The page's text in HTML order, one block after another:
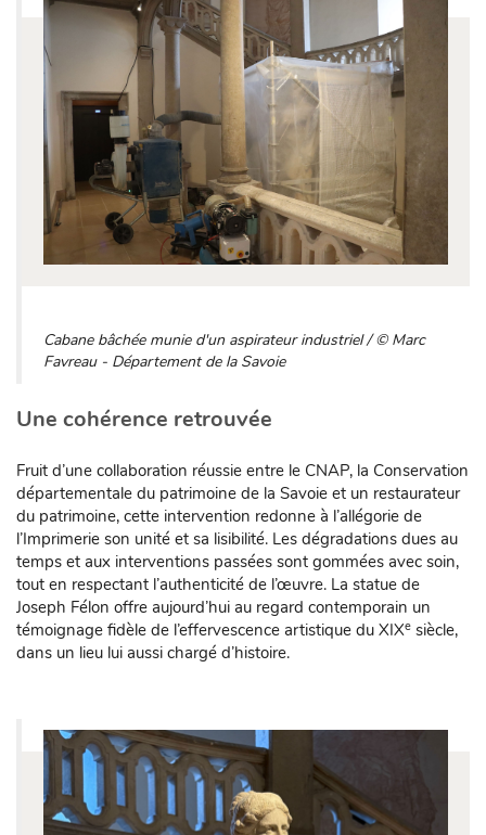
Cabane bâchée munie d'un aspirateur industriel / © Marc
Favreau - Département de la Savoie
Une cohérence retrouvée
Fruit d’une collaboration réussie entre le CNAP, la Conservation
départementale du patrimoine de la Savoie et un restaurateur
du patrimoine, cette intervention redonne à l’allégorie de
l’Imprimerie son unité et sa lisibilité. Les dégradations dues au
temps et aux interventions passées sont gommées avec soin,
tout en respectant l’authenticité de l’œuvre. La statue de
Joseph Félon offre aujourd’hui au regard contemporain un
témoignage fidèle de l’effervescence artistique du XIXe siècle,
dans un lieu lui aussi chargé d’histoire.